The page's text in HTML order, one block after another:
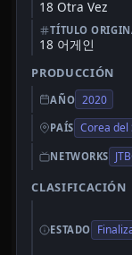
18 Otra Vez
TÍTULO
18 어게인
PRODUCCIÓN
AÑO 2020
PAÍS Corea del
NETWORKS
CLASIFICACIÓN
ESTADO